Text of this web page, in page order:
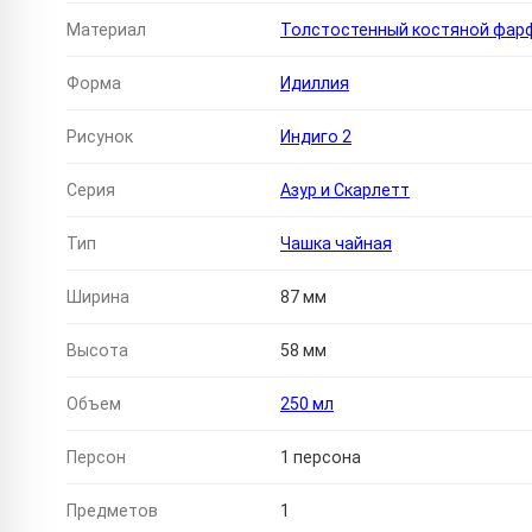
Материал Толстостенный костяной
Форма Идиллия
Рисунок Индиго 2
Серия Азур и Скарлетт
Тип Чашка чайная
Ширина 87 мм
Высота 58 мм
Объем 250 мл
Персон 1 персона
Предметов 1